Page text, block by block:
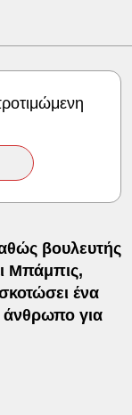
βουλευτής
Μπάμπις,
ένα
άνθρωπο για